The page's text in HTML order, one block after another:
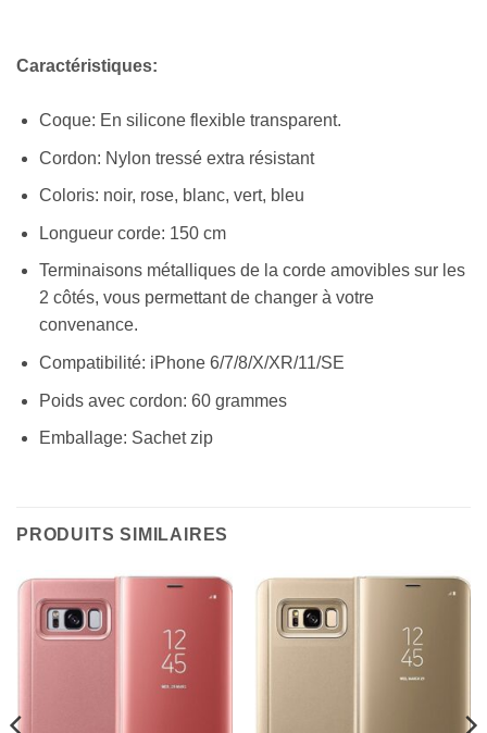
Caractéristiques:
Coque: En silicone flexible transparent.
Cordon: Nylon tressé extra résistant
Coloris: noir, rose, blanc, vert, bleu
Longueur corde: 150 cm
Terminaisons métalliques de la corde amovibles sur les
2 côtés, vous permettant de changer à votre
convenance.
Compatibilité: iPhone 6/7/8/X/XR/11/SE
Poids avec cordon: 60 grammes
Emballage: Sachet zip
PRODUITS SIMILAIRES